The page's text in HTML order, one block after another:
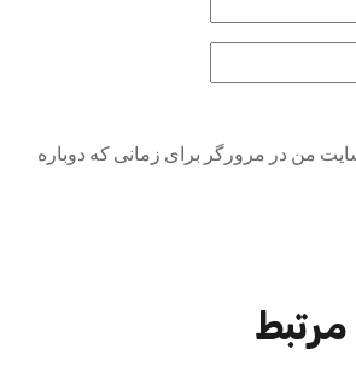
من در مرورگر برای زمانی که دوباره